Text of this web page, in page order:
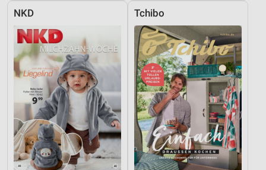
NKD Tchibo